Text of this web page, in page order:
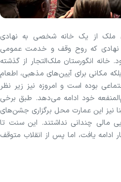
ملک از یک خانه شخصی به نهادی
نهادی که روح وقف و خدمت عمومی
انگورستان ملک‌التجار از گذشته
مکانی برای آیین‌های مذهبی، اطعام
بوده است و امروزه نیز زیر نظر
خود ادامه می‌دهد. طبق برخی
نیز این عمارت محل برگزاری جشن‌های
مالی چندانی نداشتند. این سنت تا
یافت، اما پس از انقلاب متوقف